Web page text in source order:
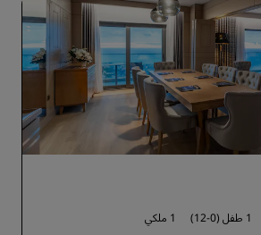
1 طفل (0-12) 1 ملكي